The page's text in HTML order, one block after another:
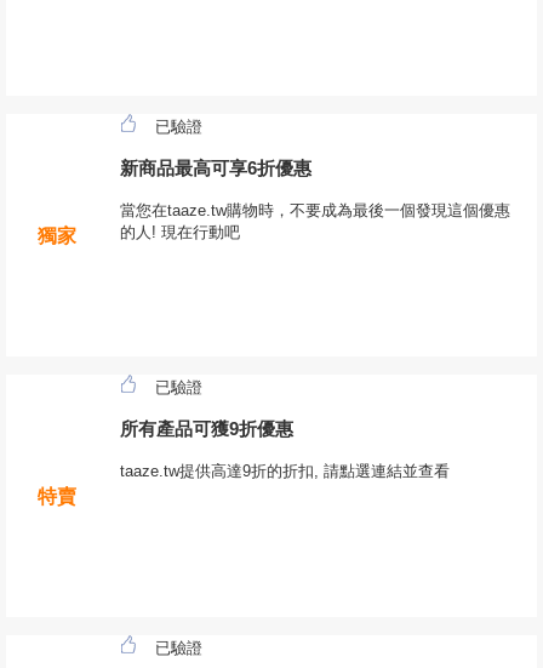
獨家
已驗證
新商品最高可享6折優惠
當您在taaze.tw購物時，不要成為最後一個發現這個優惠
的人! 現在行動吧
特賣
已驗證
所有產品可獲9折優惠
taaze.tw提供高達9折的折扣, 請點選連結並查看
已驗證